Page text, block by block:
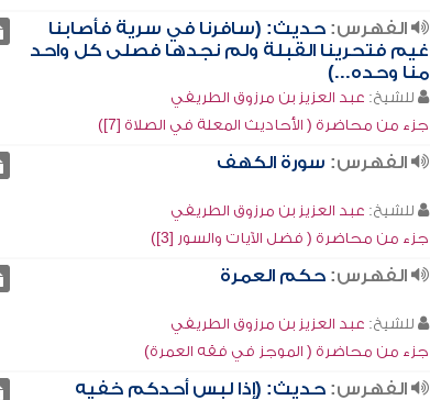
الفهرس: حديث: (سافرنا في سرية فأصابنا
غيم فتحرينا القبلة ولم نجدها فصلى كل واحد
منا وحده...)
للشيخ: عبد العزيز بن مرزوق الطريفي
جزء من محاضرة ( الأحاديث المعلة في الصلاة [7])
الفهرس: سورة الكهف
للشيخ: عبد العزيز بن مرزوق الطريفي
جزء من محاضرة ( فضل الآيات والسور [3])
الفهرس: حكم العمرة
للشيخ: عبد العزيز بن مرزوق الطريفي
جزء من محاضرة ( الموجز في فقه العمرة)
الفهرس: حديث: (إذا لبس أحدكم خفيه